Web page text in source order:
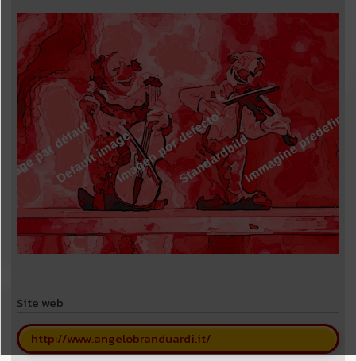
Site web
http://www.angelobranduardi.it/